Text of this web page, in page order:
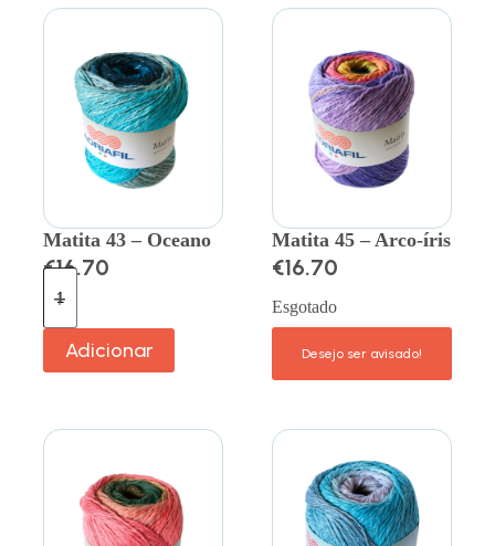
Matita 43 – Oceano
€16.70
Adicionar
Matita 45 – Arco-íris
€16.70
Esgotado